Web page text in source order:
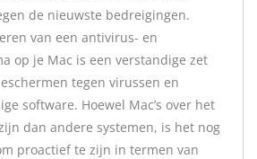
de nieuwste bedreigingen.
van een antivirus- en
op je Mac is een verstandige zet
tegen virussen en
software. Hoewel Mac’s over het
dan andere systemen, is het nog
proactief te zijn in termen van